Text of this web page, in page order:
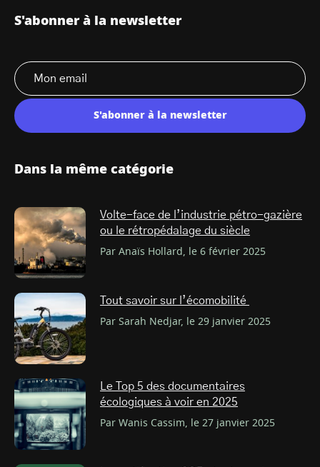
S'abonner à la newsletter
S'abonner à la newsletter
Dans la même catégorie
Volte-face de l’industrie pétro-gazière
ou le rétropédalage du siècle
Par Anaïs Hollard, le 6 février 2025
Tout savoir sur l’écomobilité
Par Sarah Nedjar, le 29 janvier 2025
Le Top 5 des documentaires
écologiques à voir en 2025
Par Wanis Cassim, le 27 janvier 2025